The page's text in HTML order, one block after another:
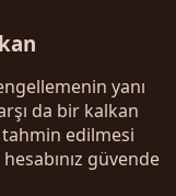
yanı
da bir kalkan
tahmin edilmesi
güvende